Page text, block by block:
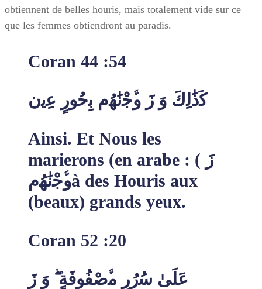
obtiennent de belles houris, mais totalement vide sur ce
que les femmes obtiendront au paradis.
Coran 44 :54
ﻛَذَٰﻟِكَ وَ زَ وﱠﺟْﻧَٰﮭُم ﺑِﺣُورٍ ﻋِﯾن
Ainsi. Et Nous les
marierons (en arabe : ( زَ
وﱠﺟْﻧَٰﮭُمà des Houris aux
(beaux) grands yeux.
Coran 52 :20
ﻋَﻠَﻰٰ ﺳُرُرٍ ﻣﱠﺻْﻔُوﻓَﺔٍ ۖ وَ زَ